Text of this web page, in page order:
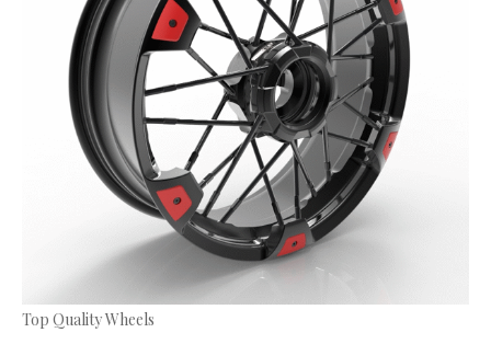
Top Quality Wheels